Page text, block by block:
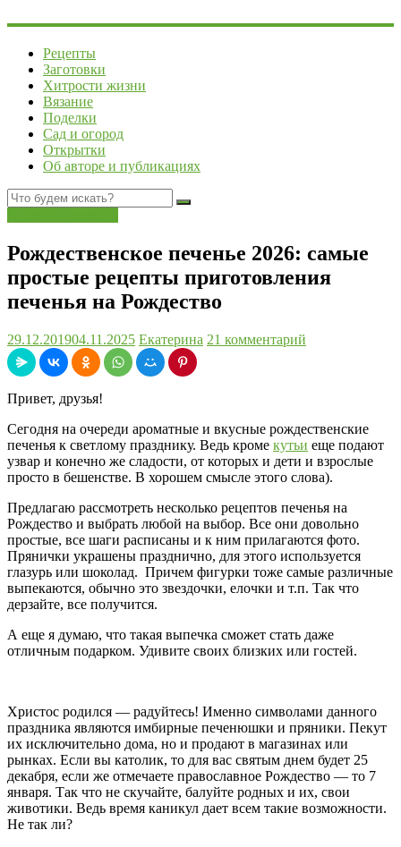
Рецепты
Заготовки
Хитрости жизни
Вязание
Поделки
Сад и огород
Открытки
Об авторе и публикациях
Рождественское печенье 2026: самые
простые рецепты приготовления
печенья на Рождество
29.12.201904.11.2025 Екатерина 21 комментарий
Привет, друзья!
Сегодня на очереди ароматные и вкусные рождественские
печенья к светлому празднику. Ведь кроме кутьи еще подают
узвар и конечно же сладости, от которых и дети и взрослые
просто в бешенстве. В хорошем смысле этого слова).
Предлагаю рассмотреть несколько рецептов печенья на
Рождество и выбрать любой на выбор. Все они довольно
простые, все шаги расписаны и к ним прилагаются фото.
Прянички украшены празднично, для этого используется
глазурь или шоколад. Причем фигурки тоже самые различные
выпекаются, обычно это звездочки, елочки и т.п. Так что
дерзайте, все получится.
А еще я думаю, что такая выпечка сможет стать даже
отличным подарком. Удивите своих близких или гостей.
Христос родился — радуйтесь! Именно символами данного
праздника являются имбирные печенюшки и пряники. Пекут
их исключительно дома, но и продают в магазинах или
рынках. Если вы католик, то для вас святым днем будет 25
декабря, если же отмечаете православное Рождество — то 7
января. Так что не скучайте, балуйте родных и их, свои
животики. Ведь время каникул дает всем такие возможности.
Не так ли?